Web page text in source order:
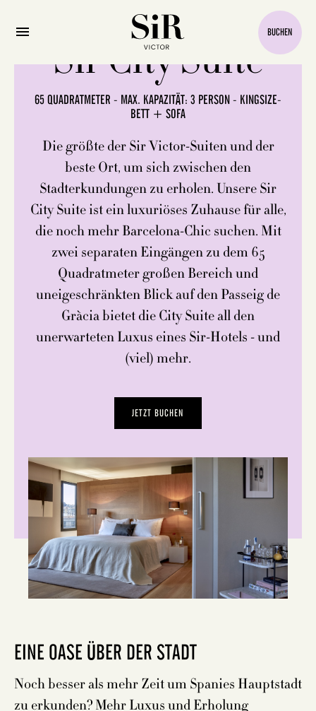
BUCHEN
Sir City Suite
65 QUADRATMETER - MAX. KAPAZITÄT: 3 PERSON - KINGSIZE-
BETT + SOFA
Die größte der Sir Victor-Suiten und der
beste Ort, um sich zwischen den
Stadterkundungen zu erholen. Unsere Sir
City Suite ist ein luxuriöses Zuhause für alle,
die noch mehr Barcelona-Chic suchen. Mit
zwei separaten Eingängen zu dem 65
Quadratmeter großen Bereich und
uneigeschränkten Blick auf den Passeig de
Gràcia bietet die City Suite all den
unerwarteten Luxus eines Sir-Hotels - und
(viel) mehr.
JETZT BUCHEN
EINE OASE ÜBER DER STADT
Noch besser als mehr Zeit um Spanies Hauptstadt
zu erkunden? Mehr Luxus und Erholung